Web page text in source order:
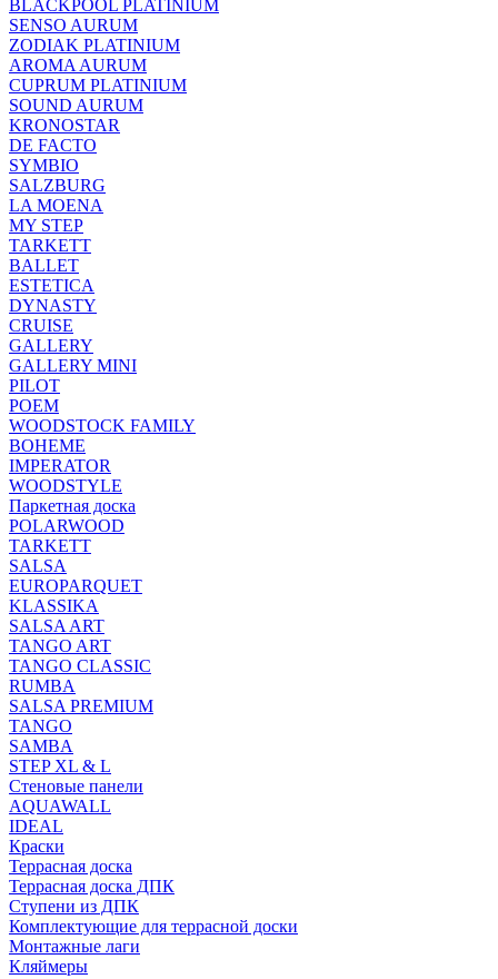
BLACKPOOL PLATINIUM
SENSO AURUM
ZODIAK PLATINIUM
AROMA AURUM
CUPRUM PLATINIUM
SOUND AURUM
KRONOSTAR
DE FACTO
SYMBIO
SALZBURG
LA MOENA
MY STEP
TARKETT
BALLET
ESTETICA
DYNASTY
CRUISE
GALLERY
GALLERY MINI
PILOT
POEM
WOODSTOCK FAMILY
BOHEME
IMPERATOR
WOODSTYLE
Паркетная доска
POLARWOOD
TARKETT
SALSA
EUROPARQUET
KLASSIKA
SALSA ART
TANGO ART
TANGO CLASSIC
RUMBA
SALSA PREMIUM
TANGO
SAMBA
STEP XL & L
Стеновые панели
AQUAWALL
IDEAL
Краски
Террасная доска
Террасная доска ДПК
Ступени из ДПК
Комплектующие для террасной доски
Монтажные лаги
Кляймеры